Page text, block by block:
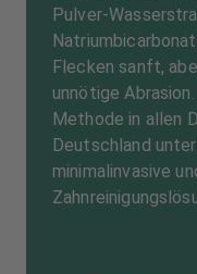
Pulver-
Flecken sanft,
unnötige
Methode in allen
Deutschland
minimalinvasive